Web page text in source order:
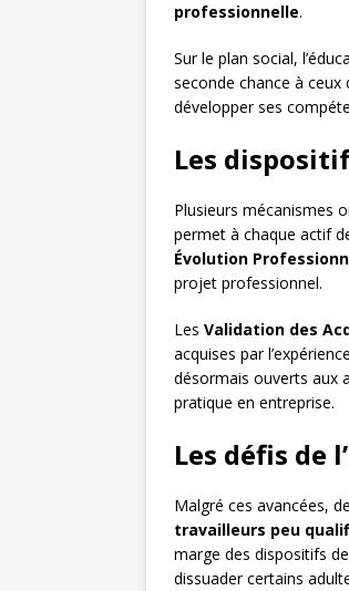
professionnelle.
Sur le plan social,
seconde chance à
développer ses
Les
Plusieurs mécanismes
permet à chaque actif
Évolution
projet professionnel.
Les Validation des
acquises par
désormais ouverts aux
pratique en entreprise.
Les défis de
Malgré ces avancées,
travailleurs peu
marge des dispositifs
dissuader certains